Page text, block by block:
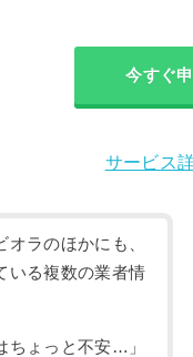
今すぐ
サービス
ラのほかにも、
いる複数の業者情
ちょっと不安…」